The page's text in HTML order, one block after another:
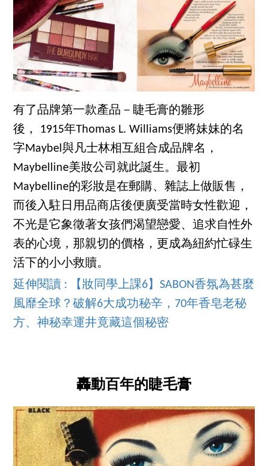
有了品牌第一款產品－睫毛膏的雛形
後， 1915年Thomas L. Williams便將妹妹的名
字Maybel與凡士林相互組合成品牌名，
Maybelline美妝公司就此誕生。最初
Maybelline的彩妝是在郵購、雜誌上做販售，
而後入駐日用品商店後便廣受當時女性歡迎，
不光是它象徵著女孩們渴望戀愛、追求自性外
表的心境，那親切的價格，更成為紐約忙碌生
活下的小小救贖。
延伸閱讀 : 【妝同學上課6】SABON香氛為甚麼
風靡全球？破解6大成功秘辛，70年香皂老秘
方、神秘幸運井竟藏這個秘密
轟動百年的睫毛膏